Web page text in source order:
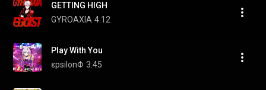
GETTING HIGH
GYROAXIA 4:12
Play With You
εpsilonΦ 3:45